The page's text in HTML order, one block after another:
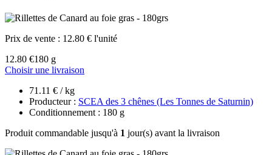
Prix de vente : 12.80 € l'unité
12.80 €180 g
Choisir une livraison
71.11 € / kg
Producteur : SCEA des 3 chênes (Les Tonnes de Saturnin)
Conditionnement : 180 g
Produit commandable jusqu'à 1 jour(s) avant la livraison